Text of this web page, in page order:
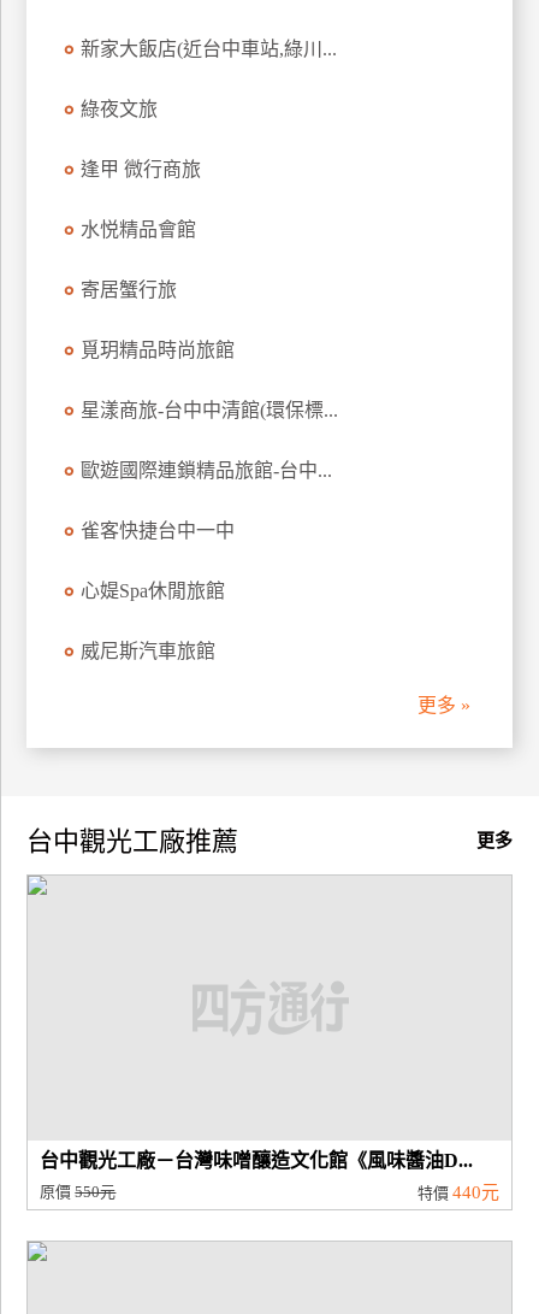
新家大飯店(近台中車站,綠川...
綠夜文旅
逢甲 微行商旅
水悦精品會館
寄居蟹行旅
覓玥精品時尚旅館
星漾商旅-台中中清館(環保標...
歐遊國際連鎖精品旅館-台中...
雀客快捷台中一中
心媞Spa休閒旅館
威尼斯汽車旅館
更多 »
更多
台中觀光工廠推薦
台中觀光工廠－台灣味噌釀造文化館《風味醬油D...
原價550元 特價 440元